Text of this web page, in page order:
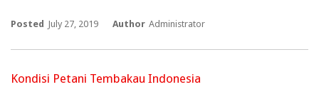
Posted July 27, 2019 Author Administrator
Kondisi Petani Tembakau Indonesia